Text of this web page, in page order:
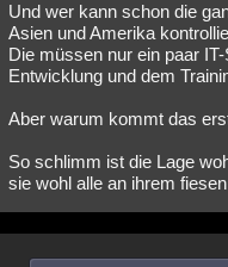
Und wer kann schon die
Asien und Amerika
Die müssen nur ein paar
Entwicklung und dem
Aber warum kommt das
So schlimm ist die Lage
sie wohl alle an ihrem